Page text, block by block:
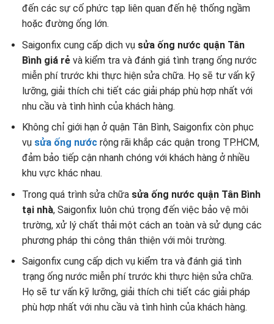
đến các sự cố phức tạp liên quan đến hệ thống ngầm
hoặc đường ống lớn.
Saigonfix cung cấp dịch vụ sửa ống nước quận Tân
Bình giá rẻ và kiểm tra và đánh giá tình trạng ống nước
miễn phí trước khi thực hiện sửa chữa. Họ sẽ tư vấn kỹ
lưỡng, giải thích chi tiết các giải pháp phù hợp nhất với
nhu cầu và tình hình của khách hàng.
Không chỉ giới hạn ở quận Tân Bình, Saigonfix còn phục
vụ sửa ống nướcrộng rãi khắp các quận trong TP.HCM,
đảm bảo tiếp cận nhanh chóng với khách hàng ở nhiều
khu vực khác nhau.
Trong quá trình sửa chữa sửa ống nước quận Tân Bình
tại nhà, Saigonfix luôn chú trọng đến việc bảo vệ môi
trường, xử lý chất thải một cách an toàn và sử dụng các
phương pháp thi công thân thiện với môi trường.
Saigonfix cung cấp dịch vụ kiểm tra và đánh giá tình
trạng ống nước miễn phí trước khi thực hiện sửa chữa.
Họ sẽ tư vấn kỹ lưỡng, giải thích chi tiết các giải pháp
phù hợp nhất với nhu cầu và tình hình của khách hàng.